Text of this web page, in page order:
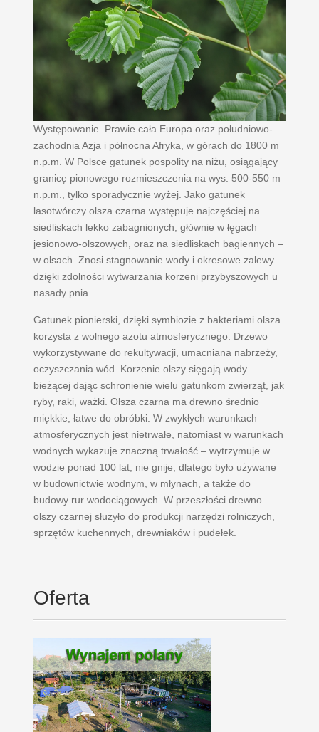
Występowanie. Prawie cała Europa oraz południowo-
zachodnia Azja i północna Afryka, w górach do 1800 m
n.p.m. W Polsce gatunek pospolity na niżu, osiągający
granicę pionowego rozmieszczenia na wys. 500-550 m
n.p.m., tylko sporadycznie wyżej. Jako gatunek
lasotwórczy olsza czarna występuje najczęściej na
siedliskach lekko zabagnionych, głównie w łęgach
jesionowo-olszowych, oraz na siedliskach bagiennych –
w olsach. Znosi stagnowanie wody i okresowe zalewy
dzięki zdolności wytwarzania korzeni przybyszowych u
nasady pnia.
Gatunek pionierski, dzięki symbiozie z bakteriami olsza
korzysta z wolnego azotu atmosferycznego. Drzewo
wykorzystywane do rekultywacji, umacniana nabrzeży,
oczyszczania wód. Korzenie olszy sięgają wody
bieżącej dając schronienie wielu gatunkom zwierząt, jak
ryby, raki, ważki. Olsza czarna ma drewno średnio
miękkie, łatwe do obróbki. W zwykłych warunkach
atmosferycznych jest nietrwałe, natomiast w warunkach
wodnych wykazuje znaczną trwałość – wytrzymuje w
wodzie ponad 100 lat, nie gnije, dlatego było używane
w budownictwie wodnym, w młynach, a także do
budowy rur wodociągowych. W przeszłości drewno
olszy czarnej służyło do produkcji narzędzi rolniczych,
sprzętów kuchennych, drewniaków i pudełek.
Oferta